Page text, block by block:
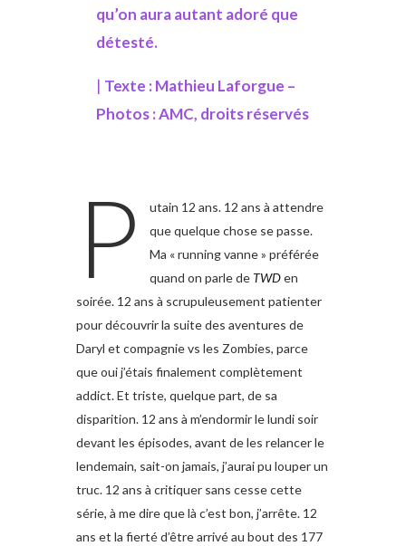
qu’on aura autant adoré que
détesté.
| Texte : Mathieu Laforgue –
Photos : AMC, droits réservés
P
utain 12 ans. 12 ans à attendre
que quelque chose se passe.
Ma « running vanne » préférée
quand on parle deTWDen
soirée. 12 ans à scrupuleusement patienter
pour découvrir la suite des aventures de
Daryl et compagnie vs les Zombies, parce
que oui j’étais finalement complètement
addict. Et triste, quelque part, de sa
disparition. 12 ans à m’endormir le lundi soir
devant les épisodes, avant de les relancer le
lendemain, sait-on jamais, j’aurai pu louper un
truc. 12 ans à critiquer sans cesse cette
série, à me dire que là c’est bon, j’arrête. 12
ans et la fierté d’être arrivé au bout des 177